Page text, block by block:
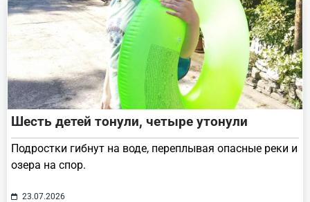
Шесть детей тонули, четыре утонули
Подростки гибнут на воде, переплывая опасные реки и
озера на спор.
23.07.2026